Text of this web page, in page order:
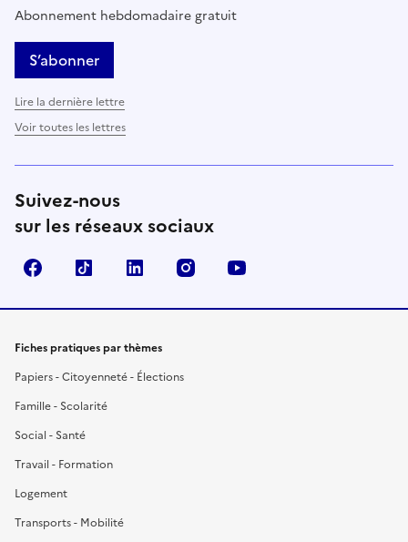
Abonnement hebdomadaire gratuit
S’abonner
Lire la dernière lettre
Voir toutes les lettres
Suivez-nous
sur les réseaux sociaux
FacebookTikTok LinkedIn Instagram
Fiches pratiques par thèmes
Papiers - Citoyenneté - Élections
Famille - Scolarité
Social - Santé
Travail - Formation
Logement
Transports - Mobilité